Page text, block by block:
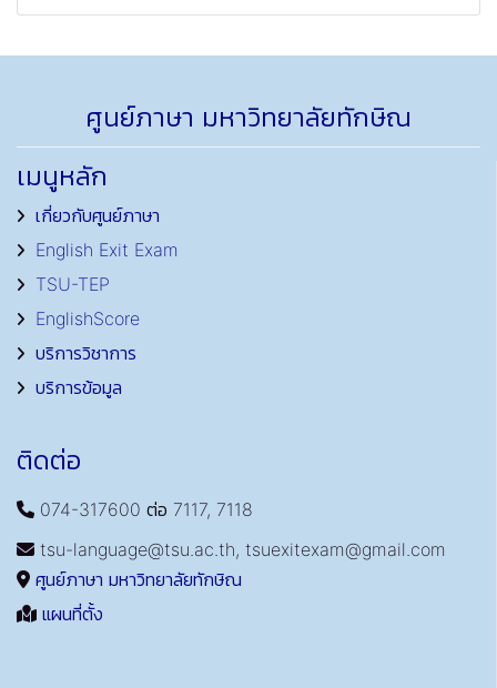
ศูนย์ภาษา มหาวิทยาลัยทักษิณ
เมนูหลัก
เกี่ยวกับศูนย์ภาษา
English Exit Exam
TSU-TEP
EnglishScore
บริการวิชาการ
บริการข้อมูล
ติดต่อ
074-317600 ต่อ 7117, 7118
tsu-language@tsu.ac.th, tsuexitexam@gmail.com
ศูนย์ภาษา มหาวิทยาลัยทักษิณ
แผนที่ตั้ง